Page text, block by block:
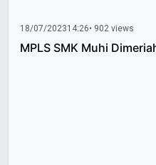
18/07/202314:26• 902 views
MPLS SMK Muhi